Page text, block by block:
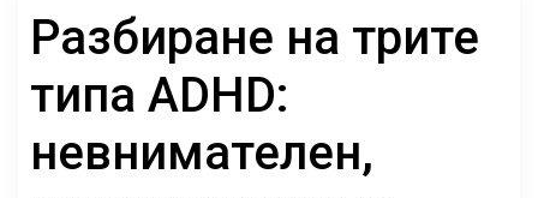
Разбиране на трите
типа ADHD:
невнимателен,